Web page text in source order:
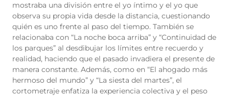
mostraba una división entre el yo íntimo y el yo que
observa su propia vida desde la distancia, cuestionando
quién es uno frente al paso del tiempo. También se
relacionaba con “La noche boca arriba” y “Continuidad de
los parques” al desdibujar los límites entre recuerdo y
realidad, haciendo que el pasado invadiera el presente de
manera constante. Además, como en “El ahogado más
hermoso del mundo” y “La siesta del martes”, el
cortometraje enfatiza la experiencia colectiva y el peso